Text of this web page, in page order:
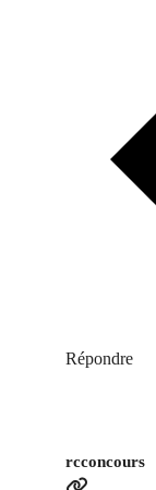
Répondre
rcconcours